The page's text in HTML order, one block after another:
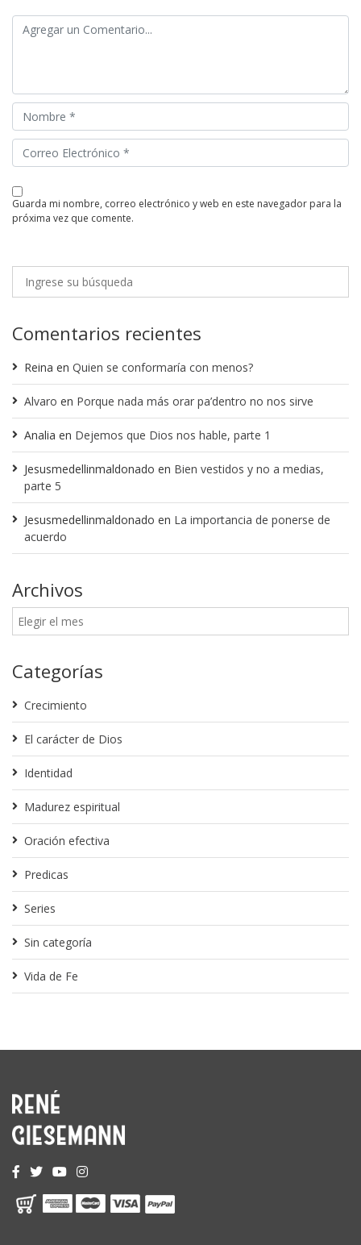
guarda mi nombre, correo electrónico y web en este navegador para la
próxima vez que comente.
Comentarios recientes
Reina en Quien se conformaría con menos?
Alvaro en Porque nada más orar pa’dentro no nos sirve
Analia en Dejemos que Dios nos hable, parte 1
Jesusmedellinmaldonado en Bien vestidos y no a medias,
parte 5
Jesusmedellinmaldonado en La importancia de ponerse de
acuerdo
Archivos
Categorías
Crecimiento
El carácter de Dios
Identidad
Madurez espiritual
Oración efectiva
Predicas
Series
Sin categoría
Vida de Fe